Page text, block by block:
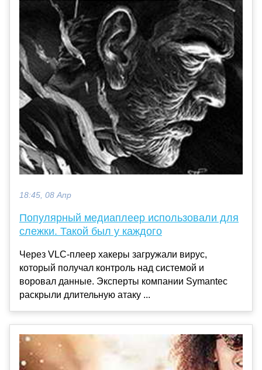
18:45, 08 Апр
Популярный медиаплеер использовали для
слежки. Такой был у каждого
Через VLC-плеер хакеры загружали вирус,
который получал контроль над системой и
воровал данные. Эксперты компании Symantec
раскрыли длительную атаку ...